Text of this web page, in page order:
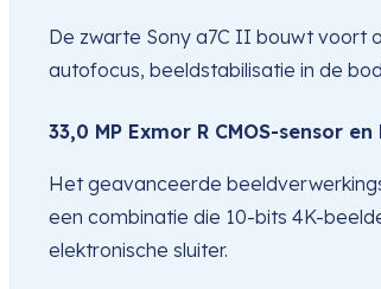
De zwarte Sony a7C II bouwt voort
autofocus, beeldstabilisatie in de
33,0 MP Exmor R CMOS-sensor
Het geavanceerde
een combinatie die 10-bits 4K-
elektronische sluiter.